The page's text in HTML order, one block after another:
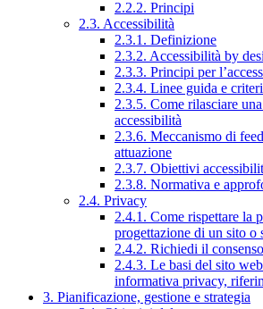
2.2.2. Principi
2.3. Accessibilità
2.3.1. Definizione
2.3.2. Accessibilità by
2.3.3. Principi per
2.3.4. Linee guida e
2.3.5. Come rilasciare
accessibilità
2.3.6. Meccanismo di
attuazione
2.3.7. Obiettivi
2.3.8. Normativa e
2.4. Privacy
2.4.1. Come rispettare la
progettazione di un sito o
2.4.2. Richiedi il
2.4.3. Le basi del sito
informativa privacy,
3. Pianificazione, gestione e strategia